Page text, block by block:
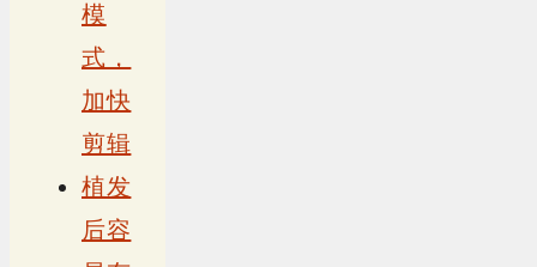
模
式，
加快
剪辑
植发
后容